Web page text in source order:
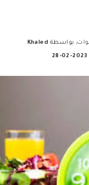
Posted
by
بواسطة Khaled